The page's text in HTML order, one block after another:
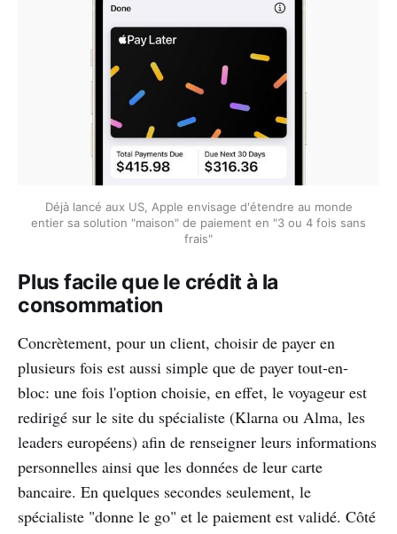
Déjà lancé aux US, Apple envisage d'étendre au monde
entier sa solution "maison" de paiement en "3 ou 4 fois sans
frais"
Plus facile que le crédit à la
consommation
Concrètement, pour un client, choisir de payer en
plusieurs fois est aussi simple que de payer tout-en-
bloc: une fois l'option choisie, en effet, le voyageur est
redirigé sur le site du spécialiste (Klarna ou Alma, les
leaders européens) afin de renseigner leurs informations
personnelles ainsi que les données de leur carte
bancaire. En quelques secondes seulement, le
spécialiste "donne le go" et le paiement est validé. Côté